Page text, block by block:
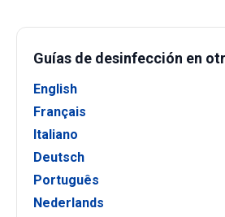
Guías de desinfección en
English
Français
Italiano
Deutsch
Português
Nederlands